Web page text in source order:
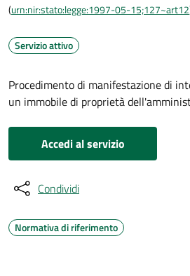
(urn:nir:stato:legge:1997-05-15;127~art12
Servizio attivo
Procedimento di manifestazione di
un immobile di proprietà
Accedi al servizio
Condividi
Normativa di riferimento